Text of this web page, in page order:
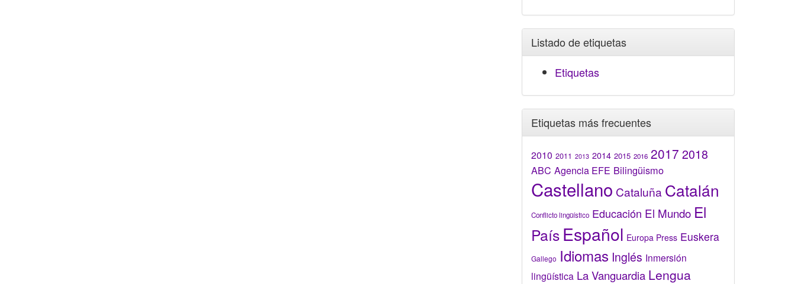
Listado de etiquetas
Etiquetas
Etiquetas más frecuentes
2010 2011 2013 2014 2015 2016 2017 2018
ABC Agencia EFE Bilingüismo
Castellano Cataluña Catalán
Conflicto lingüístico Educación El Mundo El
País Español Europa Press Euskera
Gallego Idiomas Inglés Inmersión
lingüística La Vanguardia Lengua